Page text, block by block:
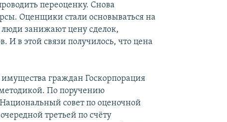
переоценку. Снова
Оценщики стали основываться на
люди занижают цену сделок,
И в этой связи получилось, что цена
граждан Госкорпорация
По поручению
совет по оценочной
третьей по счёту